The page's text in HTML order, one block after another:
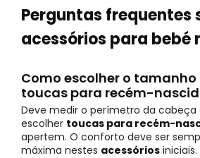
Perguntas frequentes
acessórios para bebé
Como escolher o
toucas para recém-
Deve medir o perímetro da cabeça
escolher toucas para recém-
apertem. O conforto deve ser
máxima nestes acessórios iniciais.